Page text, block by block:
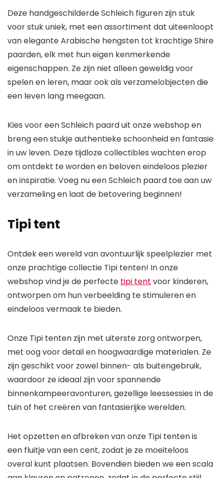
Deze handgeschilderde Schleich figuren zijn stuk
voor stuk uniek, met een assortiment dat uiteenloopt
van elegante Arabische hengsten tot krachtige Shire
paarden, elk met hun eigen kenmerkende
eigenschappen. Ze zijn niet alleen geweldig voor
spelen en leren, maar ook als verzamelobjecten die
een leven lang meegaan.
Kies voor een Schleich paard uit onze webshop en
breng een stukje authentieke schoonheid en fantasie
in uw leven. Deze tijdloze collectibles wachten erop
om ontdekt te worden en beloven eindeloos plezier
en inspiratie. Voeg nu een Schleich paard toe aan uw
verzameling en laat de betovering beginnen!
Tipi tent
Ontdek een wereld van avontuurlijk speelplezier met
onze prachtige collectie Tipi tenten! In onze
webshop vind je de perfecte tipi tent voor kinderen,
ontworpen om hun verbeelding te stimuleren en
eindeloos vermaak te bieden.
Onze Tipi tenten zijn met uiterste zorg ontworpen,
met oog voor detail en hoogwaardige materialen. Ze
zijn geschikt voor zowel binnen- als buitengebruik,
waardoor ze ideaal zijn voor spannende
binnenkampeeravonturen, gezellige leessessies in de
tuin of het creëren van fantasierijke werelden.
Het opzetten en afbreken van onze Tipi tenten is
een fluitje van een cent, zodat je ze moeiteloos
overal kunt plaatsen. Bovendien bieden we een scala